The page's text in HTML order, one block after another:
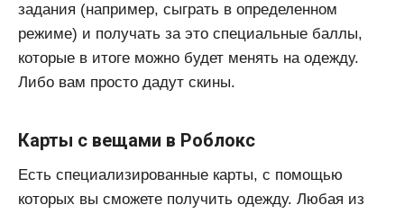
задания (например, сыграть в определенном
режиме) и получать за это специальные баллы,
которые в итоге можно будет менять на одежду.
Либо вам просто дадут скины.
Карты с вещами в Роблокс
Есть специализированные карты, с помощью
которых вы сможете получить одежду. Любая из